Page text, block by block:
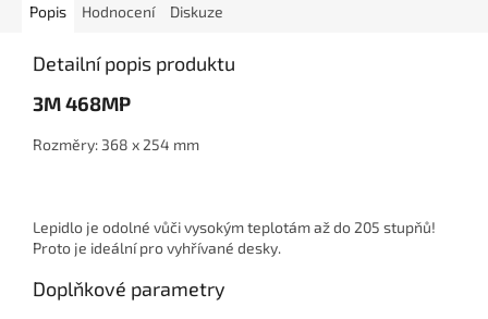
Popis Hodnocení Diskuze
Detailní popis produktu
3M 468MP
Rozměry: 368 x 254 mm
Lepidlo je odolné vůči vysokým teplotám až do 205 stupňů!
Proto je ideální pro vyhřívané desky.
Doplňkové parametry